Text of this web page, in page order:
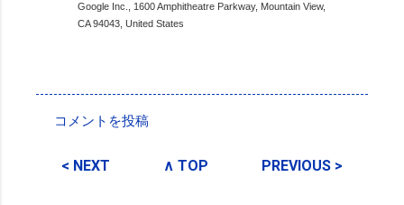
Google Inc., 1600 Amphitheatre Parkway, Mountain View,
CA 94043, United States
メ
コメントを投稿
< NEXT ∧ TOP PREVIOUS >